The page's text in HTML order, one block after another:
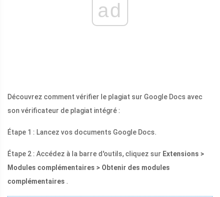
ad
Découvrez comment vérifier le plagiat sur Google Docs avec
son vérificateur de plagiat intégré :
Étape 1 : Lancez vos documents Google Docs.
Étape 2 : Accédez à la barre d'outils, cliquez sur Extensions >
Modules complémentaires > Obtenir des modules
complémentaires .